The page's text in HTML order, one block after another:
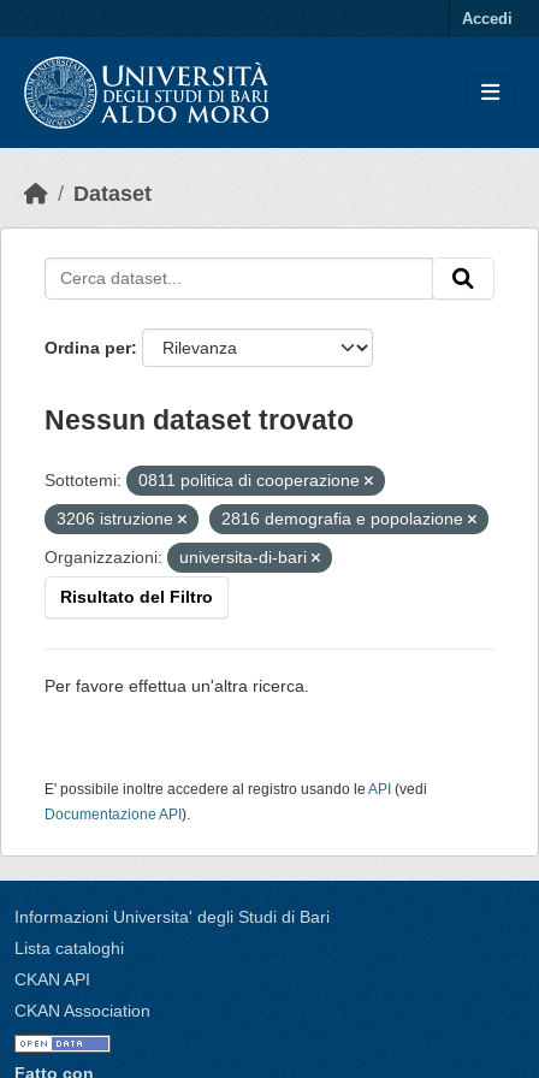
Accedi
Dataset
Ordina per
Nessun dataset trovato
Sottotemi:
0811 politica di cooperazione
3206 istruzione
2816 demografia e popolazione
Organizzazioni:
universita-di-bari
Risultato del Filtro
Per favore effettua un'altra ricerca.
E' possibile inoltre accedere al registro usando le API (vedi
Documentazione API ).
Informazioni Universita' degli Studi di Bari
Lista cataloghi
CKAN API
CKAN Association
Fatto con